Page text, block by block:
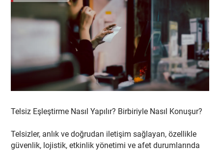
Telsiz Eşleştirme Nasıl Yapılır? Birbiriyle Nasıl Konuşur?
Telsizler, anlık ve doğrudan iletişim sağlayan, özellikle
güvenlik, lojistik, etkinlik yönetimi ve afet durumlarında